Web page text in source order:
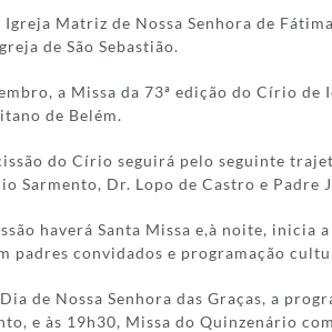
Igreja Matriz de Nossa Senhora de
de São Sebastião.
a Missa da 73ª edição do Círio
de Belém.
do Círio seguirá pelo seguinte
Sarmento, Dr. Lopo de Castro e Padre
haverá Santa Missa e,à noite,
padres convidados e programação
de Nossa Senhora das Graças, a
e às 19h30, Missa do Quinzenário